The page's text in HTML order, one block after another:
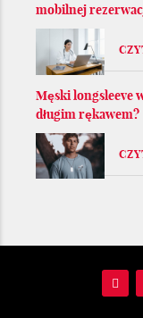
mobilnej
Męski longsleeve
długim rękawem?